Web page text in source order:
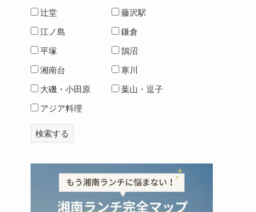
辻堂
藤沢駅
江ノ島
鎌倉
平塚
鵠沼
湘南台
寒川
大磯・小田原
葉山・逗子
アジア料理